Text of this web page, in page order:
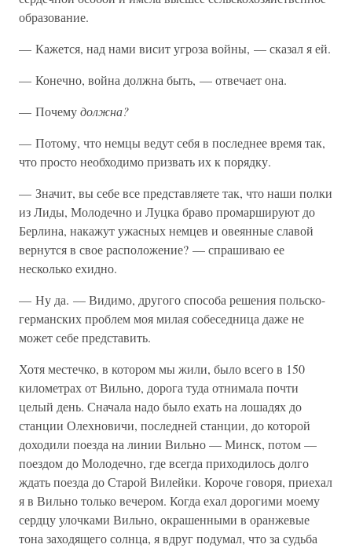
образование.
— Кажется, над нами висит угроза войны, — сказал я ей.
— Конечно, война должна быть, — отвечает она.
— Почемудолжна?
— Потому, что немцы ведут себя в последнее время так,
что просто необходимо призвать их к порядку.
— Значит, вы себе все представляете так, что наши полки
из Лиды, Молодечно и Луцка браво промаршируют до
Берлина, накажут ужасных немцев и овеянные славой
вернутся в свое расположение? — спрашиваю ее
несколько ехидно.
— Ну да. — Видимо, другого способа решения польско-
германских проблем моя милая собеседница даже не
может себе представить.
Хотя местечко, в котором мы жили, было всего в 150
километрах от Вильно, дорога туда отнимала почти
целый день. Сначала надо было ехать на лошадях до
станции Олехновичи, последней станции, до которой
доходили поезда на линии Вильно — Минск, потом —
поездом до Молодечно, где всегда приходилось долго
ждать поезда до Старой Вилейки. Короче говоря, приехал
я в Вильно только вечером. Когда ехал дорогими моему
сердцу улочками Вильно, окрашенными в оранжевые
тона заходящего солнца, я вдруг подумал, что за судьба